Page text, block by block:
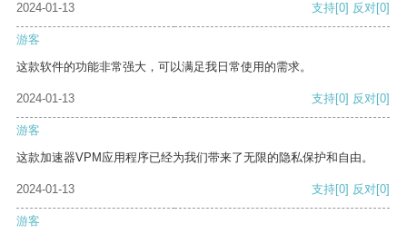
2024-01-13 支持[0] 反对[0]
游客
这款软件的功能非常强大，可以满足我日常使用的需求。
2024-01-13 支持[0] 反对[0]
游客
这款加速器VPM应用程序已经为我们带来了无限的隐私保护和自由。
2024-01-13 支持[0] 反对[0]
游客